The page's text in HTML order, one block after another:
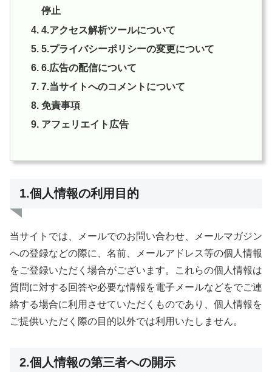
停止
4.アクセス解析ツールについて
5.プライバシーポリシーの変更について
6.広告の配信について
7.当サイトへのコメントについて
免責事項
アフェリエイト広告
1.個人情報の利用目的
当サイトでは、メールでのお問い合わせ、メールマガジン
への登録などの際に、名前、メールアドレス等の個人情報
をご登録いただく場合がございます。これらの個人情報は
質問に対する回答や必要な情報を電子メールなどをでご連
絡する場合に利用させていただくものであり、個人情報を
ご提供いただく際の目的以外では利用いたしません。
2.個人情報の第三者への開示